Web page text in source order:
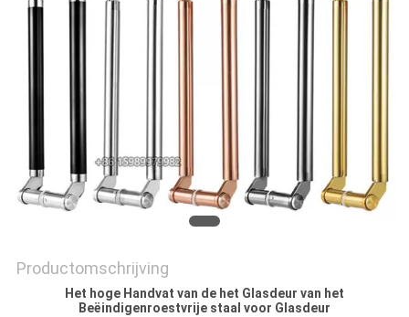
Productomschrijving
Het hoge Handvat van de het Glasdeur van het
Beëindigenroestvrije staal voor Glasdeur